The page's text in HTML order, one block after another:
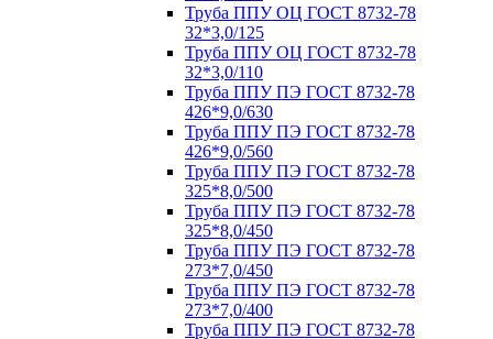
Труба ППУ ОЦ ГОСТ 8732-78
32*3,0/125
Труба ППУ ОЦ ГОСТ 8732-78
32*3,0/110
Труба ППУ ПЭ ГОСТ 8732-78
426*9,0/630
Труба ППУ ПЭ ГОСТ 8732-78
426*9,0/560
Труба ППУ ПЭ ГОСТ 8732-78
325*8,0/500
Труба ППУ ПЭ ГОСТ 8732-78
325*8,0/450
Труба ППУ ПЭ ГОСТ 8732-78
273*7,0/450
Труба ППУ ПЭ ГОСТ 8732-78
273*7,0/400
Труба ППУ ПЭ ГОСТ 8732-78